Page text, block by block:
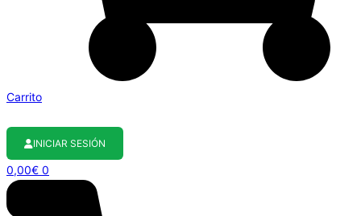
Carrito
INICIAR SESIÓN
0,00€ 0